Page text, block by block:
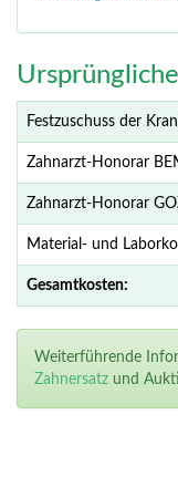
Festzuschuss der
Zahnarzt-Honorar
Zahnarzt-Honorar
Material- und
Gesamtkosten:
Weiterführende
Zahnersatz und